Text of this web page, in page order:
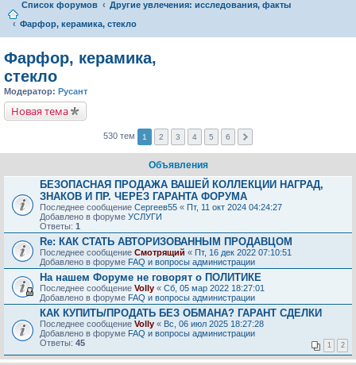
Список форумов
Другие увлечения: исследования, факты
Фарфор, керамика, стекло
Фарфор, керамика,
стекло
Модератор: Русант
Новая тема
530 тем 1 2 3 4 5 6
Объявления
БЕЗОПАСНАЯ ПРОДАЖА ВАШЕЙ КОЛЛЕКЦИИ НАГРАД,
ЗНАКОВ И ПР. ЧЕРЕЗ ГАРАНТА ФОРУМА
Последнее сообщение Сергеев55 « Пт, 11 окт 2024 04:24:27
Добавлено в форуме УСЛУГИ
Ответы: 1
Re: КАК СТАТЬ АВТОРИЗОВАННЫМ ПРОДАВЦОМ
Последнее сообщение Смотрящий « Пт, 16 дек 2022 07:10:51
Добавлено в форуме FAQ и вопросы администрации
На нашем Форуме не говорят о ПОЛИТИКЕ
Последнее сообщение Volly « Сб, 05 мар 2022 18:27:01
Добавлено в форуме FAQ и вопросы администрации
КАК КУПИТЬ/ПРОДАТЬ БЕЗ ОБМАНА? ГАРАНТ СДЕЛКИ
Последнее сообщение Volly « Вс, 06 июл 2025 18:27:28
Добавлено в форуме FAQ и вопросы администрации
Ответы: 45 1 2